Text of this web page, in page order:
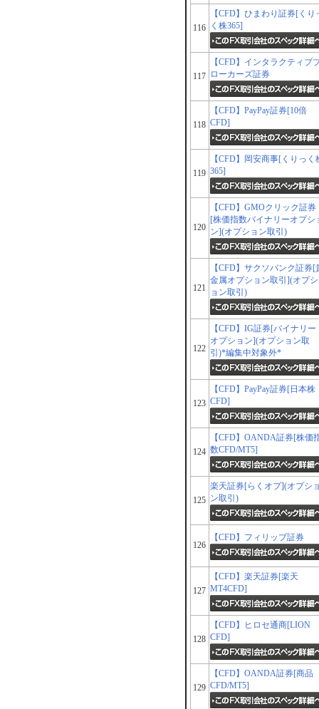
116
【CFD】ひまわり証券[くり
く株365]
117
【CFD】インタラクティブ
ローカーズ証券
118
【CFD】PayPay証券[10倍
CFD]
119
【CFD】岡安商事[くりっく
365]
120
【CFD】GMOクリック証券
[株価指数バイナリーオプシ
ン](オプション取引)
121
【CFD】サクソバンク証券[
金属オプション取引](オプシ
ョン取引)
122
【CFD】IG証券[バイナリー
オプション](オプション取
引)*編集中対象外*
123
【CFD】PayPay証券[日本株
CFD]
124
【CFD】OANDA証券[株価
数CFD/MT5]
125
楽天証券[らくオプ](オプシ
ン取引)
126
【CFD】フィリップ証券
127
【CFD】楽天証券[楽天
MT4CFD]
128
【CFD】ヒロセ通商[LION
CFD]
129
【CFD】OANDA証券[商品
CFD/MT5]